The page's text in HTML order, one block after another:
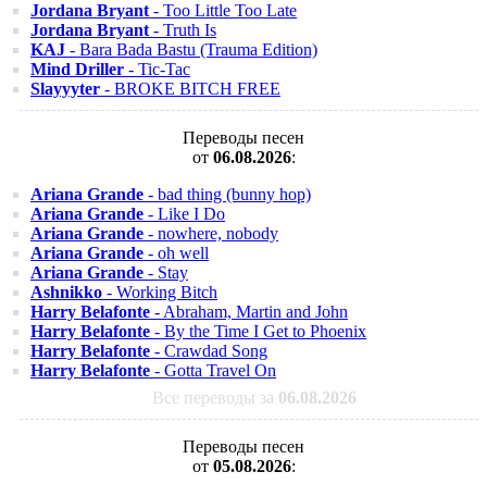
Jordana Bryant - Too Little Too Late
Jordana Bryant - Truth Is
KAJ - Bara Bada Bastu (Trauma Edition)
Mind Driller - Tic-Tac
Slayyyter - BROKE BITCH FREE
Переводы песен
от 06.08.2026:
Ariana Grande - bad thing (bunny hop)
Ariana Grande - Like I Do
Ariana Grande - nowhere, nobody
Ariana Grande - oh well
Ariana Grande - Stay
Ashnikko - Working Bitch
Harry Belafonte - Abraham, Martin and John
Harry Belafonte - By the Time I Get to Phoenix
Harry Belafonte - Crawdad Song
Harry Belafonte - Gotta Travel On
Все переводы за 06.08.2026
Переводы песен
от 05.08.2026: